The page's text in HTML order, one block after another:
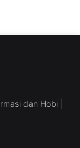
dan Hobi |